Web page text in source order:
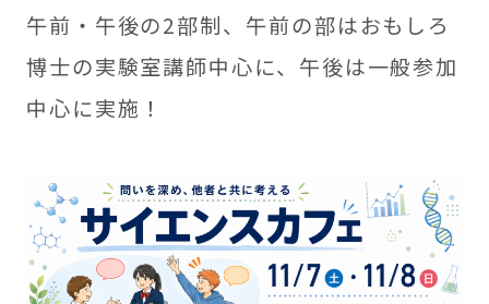
午前・午後の2部制、午前の部はおもしろ
博士の実験室講師中心に、午後は一般参加
中心に実施！